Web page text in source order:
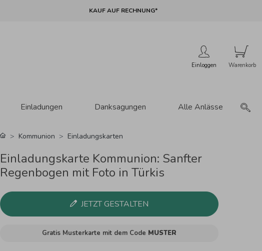
KAUF AUF RECHNUNG*
Einloggen
Einladungen Danksagungen Alle Anlässe
Kommunion Einladungskarten
Einladungskarte Kommunion: Sanfter
Regenbogen mit Foto in Türkis
JETZT GESTALTEN
Gratis Musterkarte mit dem Code MUSTER